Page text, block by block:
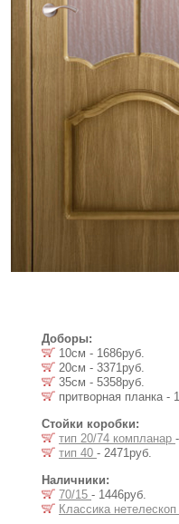
Доборы:
10см - 1686руб.
20см - 3371руб.
35см - 5358руб.
притворная планка -
Стойки коробки:
тип 20/74 компланар
тип 40 - 2471руб.
Наличники:
70/15 - 1446руб.
Классика нетелескоп